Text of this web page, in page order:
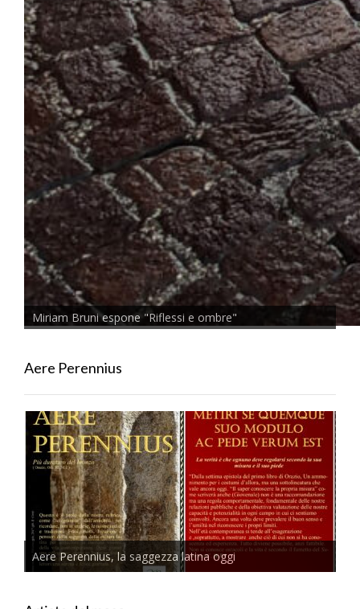
Miriam Bruni espone "Riflessi e ombre"
Aere Perennius
Aere Perennius, la saggezza latina oggi